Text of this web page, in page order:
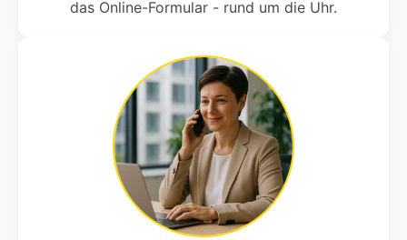
das Online-Formular - rund um die Uhr.